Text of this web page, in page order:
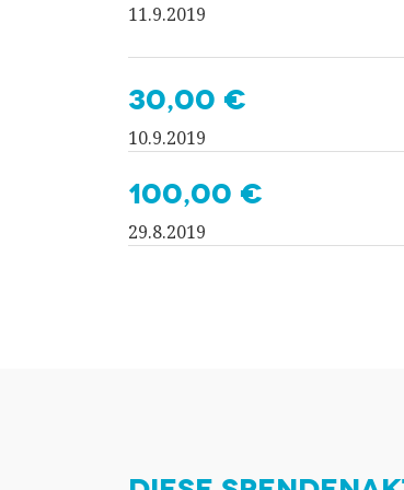
11.9.2019
30,00 €
10.9.2019
100,00 €
29.8.2019